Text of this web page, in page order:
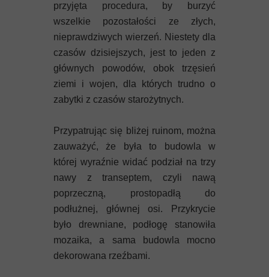
przyjęta procedura, by burzyć
wszelkie pozostałości ze złych,
nieprawdziwych wierzeń. Niestety dla
czasów dzisiejszych, jest to jeden z
głównych powodów, obok trzęsień
ziemi i wojen, dla których trudno o
zabytki z czasów starożytnych.
Przypatrując się bliżej ruinom, można
zauważyć, że była to budowla w
której wyraźnie widać podział na trzy
nawy z transeptem, czyli nawą
poprzeczną, prostopadłą do
podłużnej, głównej osi. Przykrycie
było drewniane, podłogę stanowiła
mozaika, a sama budowla mocno
dekorowana rzeźbami.